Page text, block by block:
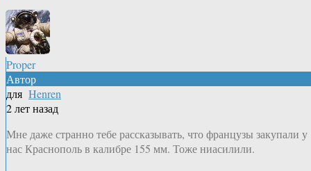
Proper
Автор
для Henren
2 лет назад
Мне даже странно тебе рассказывать, что французы закупали у
нас Краснополь в калибре 155 мм. Тоже ниасилили.